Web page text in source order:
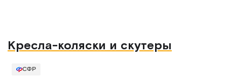
Кресла-коляски и скутеры
СФР